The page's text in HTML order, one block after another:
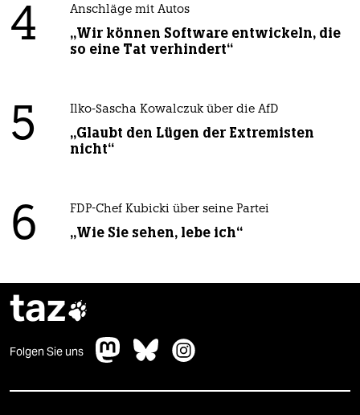
4 Anschläge mit Autos
„Wir können Software entwickeln, die
so eine Tat verhindert“
5 Ilko-Sascha Kowalczuk über die AfD
„Glaubt den Lügen der Extremisten
nicht“
6 FDP-Chef Kubicki über seine Partei
„Wie Sie sehen, lebe ich“
taz
Folgen Sie uns